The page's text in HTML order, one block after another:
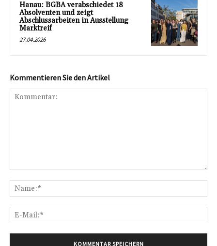
Hanau: BGBA verabschiedet 18
Absolventen und zeigt
Abschlussarbeiten in Ausstellung
Marktreif
27.04.2026
Kommentieren Sie den Artikel